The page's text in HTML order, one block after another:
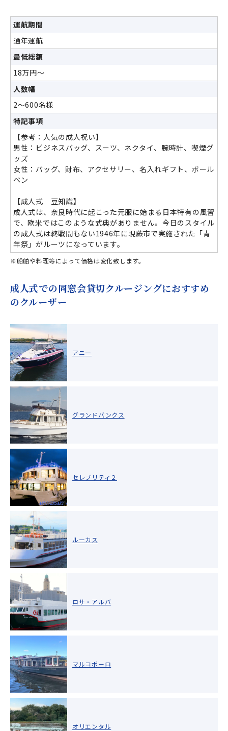
運航期間
通年運航
最低総額
18万円～
人数幅
2～600名様
特記事項
【参考：人気の成人祝い】
男性：ビジネスバッグ、スーツ、ネクタイ、腕時計、喫煙グ
ッズ
女性：バッグ、財布、アクセサリー、名入れギフト、ボール
ペン
【成人式 豆知識】
成人式は、奈良時代に起こった元服に始まる日本特有の風習
で、欧米ではこのような式典がありません。今日のスタイル
の成人式は終戦間もない1946年に現蕨市で実施された「青
年祭」がルーツになっています。
※船舶や料理等によって価格は変化致します。
成人式での同窓会貸切クルージングにおすすめ
のクルーザー
アニー
グランドバンクス
セレブリティ２
ルーカス
ロサ・アルバ
マルコポーロ
オリエンタル